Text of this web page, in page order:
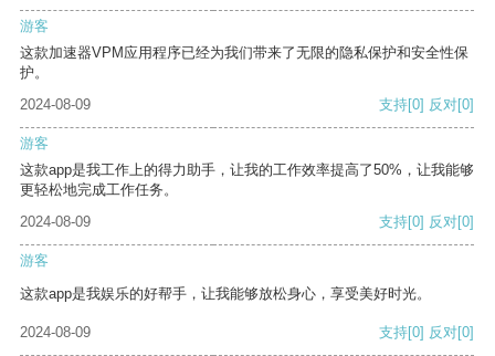
游客
这款加速器VPM应用程序已经为我们带来了无限的隐私保护和安全性保
护。
2024-08-09
支持[0] 反对[0]
游客
这款app是我工作上的得力助手，让我的工作效率提高了50%，让我能够
更轻松地完成工作任务。
2024-08-09
支持[0] 反对[0]
游客
这款app是我娱乐的好帮手，让我能够放松身心，享受美好时光。
2024-08-09 支持[0] 反对[0]